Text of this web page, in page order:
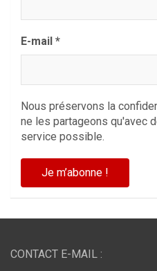
E-mail *
Nous préservons la
ne les partageons qu'avec
service possible.
CONTACT E-MAIL :